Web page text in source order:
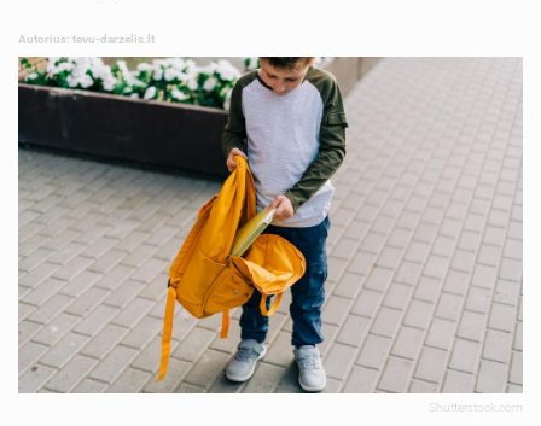
Autorius: tevu-darzelis.lt
Shutterstock.com